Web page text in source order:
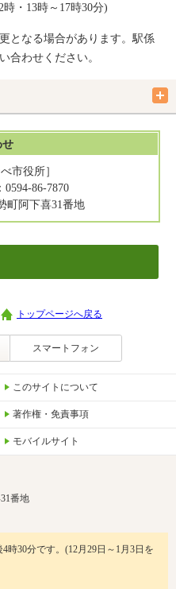
時～17時30分)
となる場合があります。駅係
合わせください。
せ
市役所］
0594-86-7870
町阿下喜31番地
トップページへ戻る
スマートフォン
このサイトについて
著作権・免責事項
モバイルサイト
番地
30分です。(12月29日～1月3日を